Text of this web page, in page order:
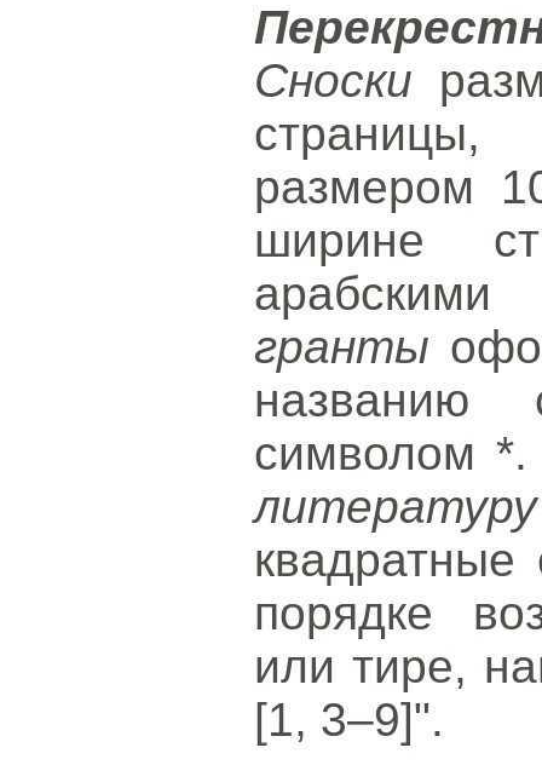
Сноски
размером
ширине
гранты
названию
символом
литературу
квадратные
порядке
или тире,
[1, 3–9]".